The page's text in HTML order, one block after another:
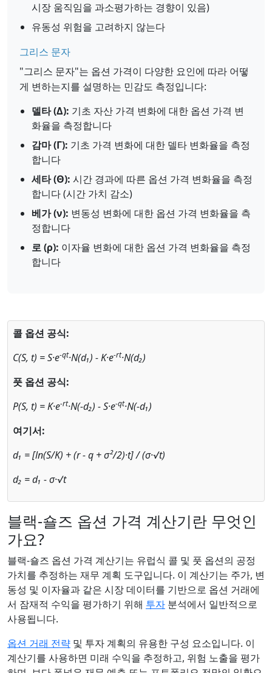
시장 움직임을 과소평가하는 경향이 있음)
유동성 위험을 고려하지 않는다
그리스 문자
"그리스 문자"는 옵션 가격이 다양한 요인에 따라 어떻
게 변하는지를 설명하는 민감도 측정입니다:
델타 (Δ): 기초 자산 가격 변화에 대한 옵션 가격 변
화율을 측정합니다
감마 (Γ): 기초 가격 변화에 대한 델타 변화율을 측정
합니다
세타 (Θ): 시간 경과에 따른 옵션 가격 변화율을 측정
합니다 (시간 가치 감소)
베가 (ν): 변동성 변화에 대한 옵션 가격 변화율을 측
정합니다
로 (ρ): 이자율 변화에 대한 옵션 가격 변화율을 측정
합니다
콜 옵션 공식:
C(S, t) = S·e-qt·N(d₁) - K·e-rt·N(d₂)
풋 옵션 공식:
P(S, t) = K·e-rt·N(-d₂) - S·e-qt·N(-d₁)
여기서:
d₁ = [ln(S/K) + (r - q + σ²/2)·t] / (σ·√t)
d₂ = d₁ - σ·√t
블랙-숄즈 옵션 가격 계산기란 무엇인
가요?
블랙-숄즈 옵션 가격 계산기는 유럽식 콜 및 풋 옵션의 공정
가치를 추정하는 재무 계획 도구입니다. 이 계산기는 주가, 변
동성 및 이자율과 같은 시장 데이터를 기반으로 옵션 거래에
서 잠재적 수익을 평가하기 위해 투자 분석에서 일반적으로
사용됩니다.
옵션 거래 전략 및 투자 계획의 유용한 구성 요소입니다. 이
계산기를 사용하면 미래 수익을 추정하고, 위험 노출을 평가